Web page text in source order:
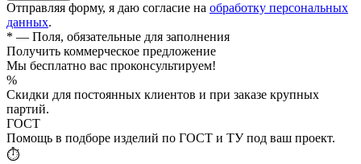
Отправляя форму, я даю согласие на обработку персональных
данных.
* — Поля, обязательные для заполнения
Получить коммерческое предложение
Мы бесплатно вас проконсультируем!
%
Скидки для постоянных клиентов и при заказе крупных
партий.
ГОСТ
Помощь в подборе изделий по ГОСТ и ТУ под ваш проект.
⏱